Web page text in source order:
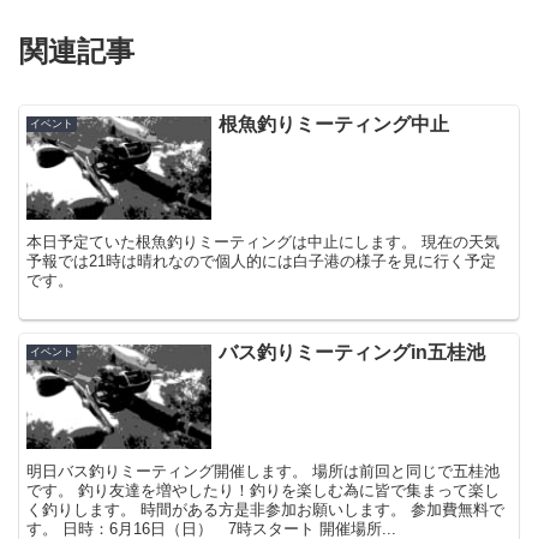
関連記事
イベント 根魚釣りミーティング中止
本日予定ていた根魚釣りミーティングは中止にします。 現在の天気
予報では21時は晴れなので個人的には白子港の様子を見に行く予定
です。
イベント バス釣りミーティングin五桂池
明日バス釣りミーティング開催します。 場所は前回と同じで五桂池
です。 釣り友達を増やしたり！釣りを楽しむ為に皆で集まって楽し
く釣りします。 時間がある方是非参加お願いします。 参加費無料で
す。 日時：6月16日（日） 7時スタート 開催場所...